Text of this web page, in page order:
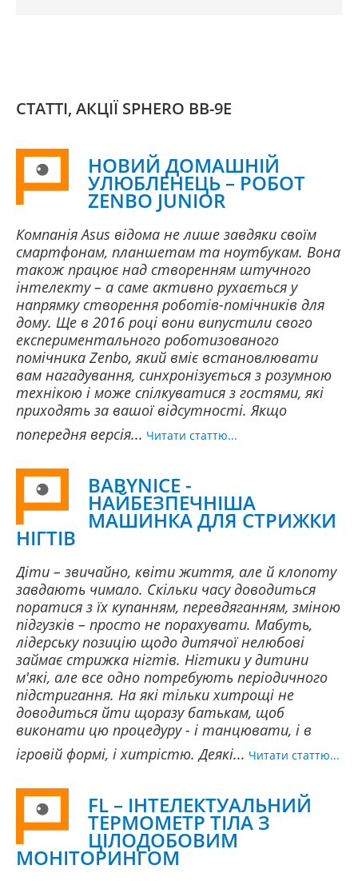
СТАТТІ, АКЦІЇ SPHERO BB-9E
НОВИЙ ДОМАШНІЙ
УЛЮБЛЕНЕЦЬ – РОБОТ
ZENBO JUNIOR
Компанія Asus відома не лише завдяки своїм
смартфонам, планшетам та ноутбукам. Вона
також працює над створенням штучного
інтелекту – а саме активно рухається у
напрямку створення роботів-помічників для
дому. Ще в 2016 році вони випустили свого
експериментального роботизованого
помічника Zenbo, який вміє встановлювати
вам нагадування, синхронізується з розумною
технікою і може спілкуватися з гостями, які
приходять за вашої відсутності. Якщо
попередня версія... Читати статтю...
BABYNICE -
НАЙБЕЗПЕЧНІША
МАШИНКА ДЛЯ СТРИЖКИ
НІГТІВ
Діти – звичайно, квіти життя, але й клопоту
завдають чимало. Скільки часу доводиться
поратися з їх купанням, перевдяганням, зміною
підгузків – просто не порахувати. Мабуть,
лідерську позицію щодо дитячої нелюбові
займає стрижка нігтів. Нігтики у дитини
м'які, але все одно потребують періодичного
підстригання. На які тільки хитрощі не
доводиться йти щоразу батькам, щоб
виконати цю процедуру - і танцювати, і в
ігровій формі, і хитрістю. Деякі... Читати статтю...
FL – ІНТЕЛЕКТУАЛЬНИЙ
ТЕРМОМЕТР ТІЛА З
ЦІЛОДОБОВИМ
МОНІТОРИНГОМ